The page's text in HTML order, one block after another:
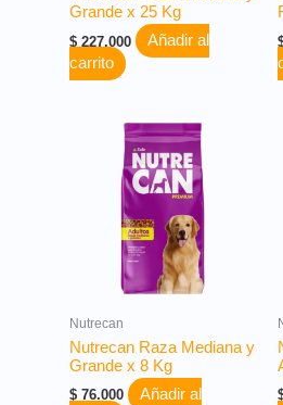
Grande x 25 Kg
$227.000
Añadir al
carrito
Nutrecan
Nutrecan Raza Mediana y
Grande x 8 Kg
$76.000
Añadir al